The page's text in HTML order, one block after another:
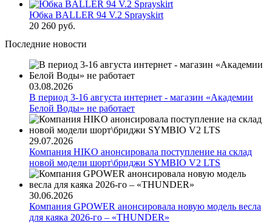
Юбка BALLER 94 V.2 Sprayskirt
20 260 руб.
Последние новости
03.08.2026
В период 3-16 августа интернет - магазин «Академии
Белой Воды» не работает
29.07.2026
Компания HIKO анонсировала поступление на склад
новой модели шорт\бриджи SYMBIO V2 LTS
30.06.2026
Компания GPOWER анонсировала новую модель весла
для каяка 2026-го – «THUNDER»